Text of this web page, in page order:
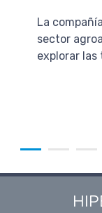
La
sector
explorar las